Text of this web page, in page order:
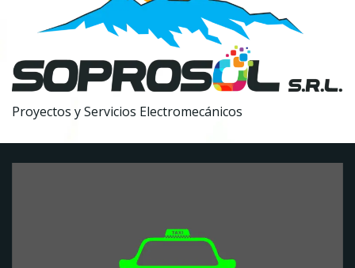
Proyectos y Servicios Electromecánicos